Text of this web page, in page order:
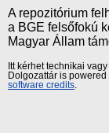
A repozitórium
a BGE felsőfokú
Magyar Állam
Itt kérhet technikai
Dolgozattár is powered
software credits